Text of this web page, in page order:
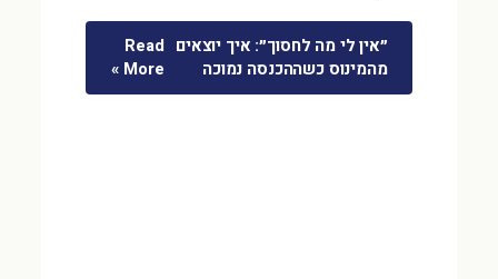
״אין לי מה לחסוך״: איך יוצאים
מהמינוס כשההכנסה נמוכה
Read
More »